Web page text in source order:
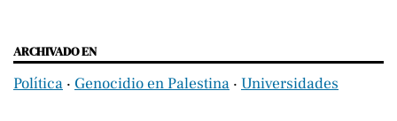
ARCHIVADO EN
Política ‧ Genocidio en Palestina ‧ Universidades